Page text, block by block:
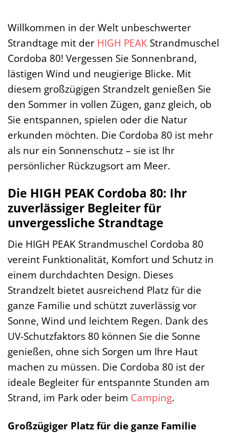
Willkommen in der Welt unbeschwerter
Strandtage mit der HIGH PEAK Strandmuschel
Cordoba 80! Vergessen Sie Sonnenbrand,
lästigen Wind und neugierige Blicke. Mit
diesem großzügigen Strandzelt genießen Sie
den Sommer in vollen Zügen, ganz gleich, ob
Sie entspannen, spielen oder die Natur
erkunden möchten. Die Cordoba 80 ist mehr
als nur ein Sonnenschutz – sie ist Ihr
persönlicher Rückzugsort am Meer.
Die HIGH PEAK Cordoba 80: Ihr
zuverlässiger Begleiter für
unvergessliche Strandtage
Die HIGH PEAK Strandmuschel Cordoba 80
vereint Funktionalität, Komfort und Schutz in
einem durchdachten Design. Dieses
Strandzelt bietet ausreichend Platz für die
ganze Familie und schützt zuverlässig vor
Sonne, Wind und leichtem Regen. Dank des
UV-Schutzfaktors 80 können Sie die Sonne
genießen, ohne sich Sorgen um Ihre Haut
machen zu müssen. Die Cordoba 80 ist der
ideale Begleiter für entspannte Stunden am
Strand, im Park oder beim Camping.
Großzügiger Platz für die ganze Familie